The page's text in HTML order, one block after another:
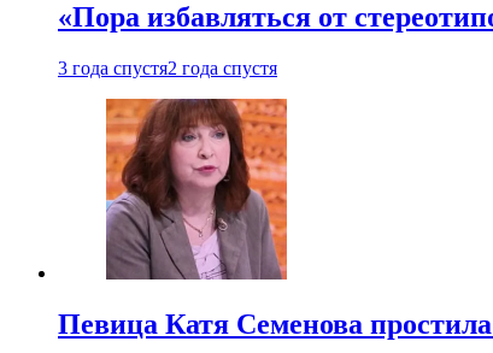
«Пора избавляться от
3 года спустя2 года спустя
Певица Катя Семенова